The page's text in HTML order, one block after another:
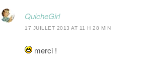
QuicheGirl
17 JUILLET 2013 AT 11 H 28 MIN
merci !